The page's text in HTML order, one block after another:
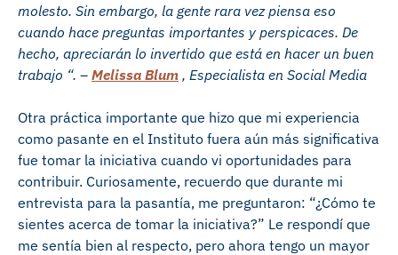
molesto. Sin embargo, la gente rara vez piensa eso
cuando hace preguntas importantes y perspicaces. De
hecho, apreciarán lo invertido que está en hacer un buen
trabajo “. – Melissa Blum , Especialista en Social Media
Otra práctica importante que hizo que mi experiencia
como pasante en el Instituto fuera aún más significativa
fue tomar la iniciativa cuando vi oportunidades para
contribuir. Curiosamente, recuerdo que durante mi
entrevista para la pasantía, me preguntaron: “¿Cómo te
sientes acerca de tomar la iniciativa?” Le respondí que
me sentía bien al respecto, pero ahora tengo un mayor